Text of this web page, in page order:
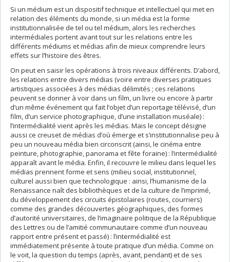
Si un médium est un dispositif technique et intellectuel qui met en
relation des éléments du monde, si un média est la forme
institutionnalisée de tel ou tel médium, alors les recherches
intermédiales portent avant tout sur les relations entre les
différents médiums et médias afin de mieux comprendre leurs
effets sur l’histoire des êtres.
On peut en saisir les opérations à trois niveaux différents. D’abord,
les relations entre divers médias (voire entre diverses pratiques
artistiques associées à des médias délimités ; ces relations
peuvent se donner à voir dans un film, un livre ou encore à partir
d’un même événement qui fait l’objet d’un reportage télévisé, d’un
film, d’un service photographique, d’une installation muséale) :
l’intermédialité vient après les médias. Mais le concept désigne
aussi ce creuset de médias d’où émerge et s’institutionnalise peu à
peu un nouveau média bien circonscrit (ainsi, le cinéma entre
peinture, photographie, panorama et fête foraine) : l’intermédialité
apparaît avant le média. Enfin, il recouvre le milieu dans lequel les
médias prennent forme et sens (milieu social, institutionnel,
culturel aussi bien que technologique : ainsi, l’humanisme de la
Renaissance naît des bibliothèques et de la culture de l’imprimé,
du développement des circuits épistolaires (routes, courriers)
comme des grandes découvertes géographiques, des formes
d’autorité universitaires, de l’imaginaire politique de la République
des Lettres ou de l’amitié communautaire comme d’un nouveau
rapport entre présent et passé) : l’intermédialité est
immédiatement présente à toute pratique d’un média. Comme on
le voit, la question du temps (après, avant, pendant) et de ses